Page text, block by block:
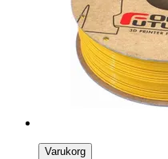
Varukorg